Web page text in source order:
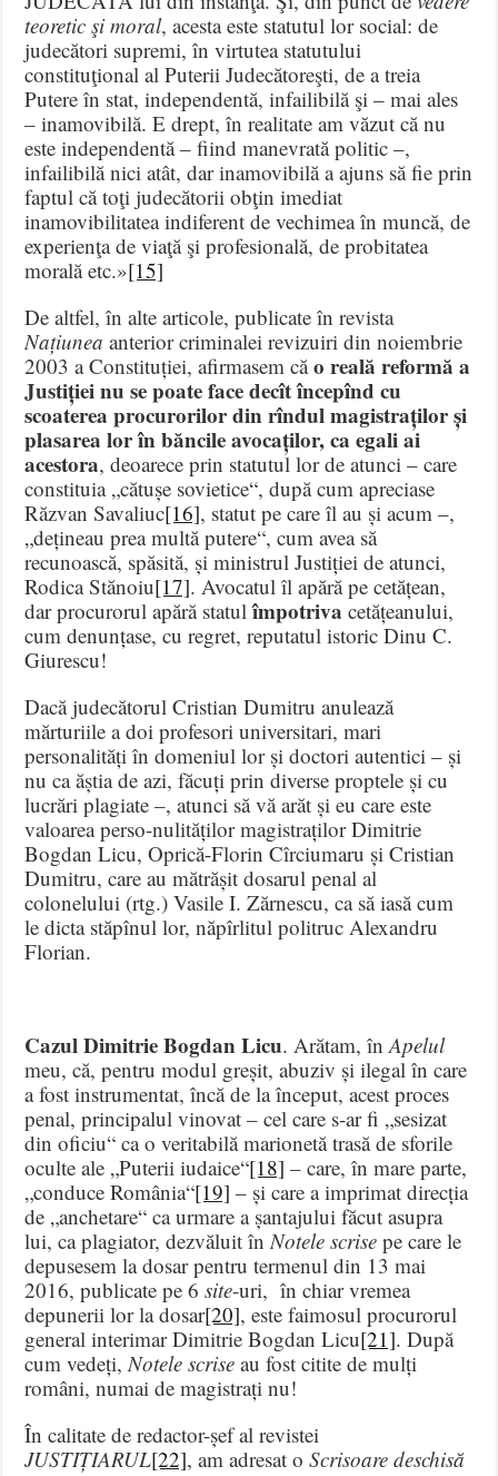
teoretic şi moral, acesta este statutul lor social: de
judecători supremi, în virtutea statutului
constituţional al Puterii Judecătoreşti, de a treia
Putere în stat, independentă, infailibilă şi – mai ales
– inamovibilă. E drept, în realitate am văzut că nu
este independentă – fiind manevrată politic –,
infailibilă nici atât, dar inamovibilă a ajuns să fie prin
faptul că toţi judecătorii obţin imediat
inamovibilitatea indiferent de vechimea în muncă, de
experienţa de viaţă şi profesională, de probitatea
morală etc.»[15]
De altfel, în alte articole, publicate în revista
Națiunea anterior criminalei revizuiri din noiembrie
2003 a Constituției, afirmasem căo reală reformă a
Justiției nu se poate face decît începînd cu
scoaterea procurorilor din rîndul magistraților și
plasarea lor în băncile avocaților, ca egali ai
acestora, deoarece prin statutul lor de atunci – care
constituia „cătușe sovietice“, după cum apreciase
Răzvan Savaliuc[16], statut pe care îl au și acum –,
„dețineau prea multă putere“, cum avea să
recunoască, spăsită, și ministrul Justiției de atunci,
Rodica Stănoiu[17]. Avocatul îl apără pe cetățean,
dar procurorul apără statulîmpotriva cetățeanului,
cum denunțase, cu regret, reputatul istoric Dinu C.
Giurescu!
Dacă judecătorul Cristian Dumitru anulează
mărturiile a doi profesori universitari, mari
personalități în domeniul lor și doctori autentici – și
nu ca ăștia de azi, făcuți prin diverse proptele și cu
lucrări plagiate –, atunci să vă arăt și eu care este
valoarea perso-nulităților magistraților Dimitrie
Bogdan Licu, Oprică-Florin Cîrciumaru și Cristian
Dumitru, care au mătrășit dosarul penal al
colonelului (rtg.) Vasile I. Zărnescu, ca să iasă cum
le dicta stăpînul lor, năpîrlitul politruc Alexandru
Florian.
Cazul Dimitrie Bogdan Licu. Arătam, înApelul
meu, că, pentru modul greșit, abuziv și ilegal în care
a fost instrumentat, încă de la început, acest proces
penal, principalul vinovat – cel care s-ar fi „sesizat
din oficiu“ ca o veritabilă marionetă trasă de sforile
oculte ale „Puterii iudaice“[18] – care, în mare parte,
„conduce România“[19] – și care a imprimat direcția
de „anchetare“ ca urmare a șantajului făcut asupra
lui, ca plagiator, dezvăluit înNotele scrise pe care le
depusesem la dosar pentru termenul din 13 mai
2016, publicate pe 6site-uri, în chiar vremea
depunerii lor la dosar[20], este faimosul procurorul
general interimar Dimitrie Bogdan Licu[21]. După
cum vedeți,Notele scrise au fost citite de mulți
români, numai de magistrați nu!
În calitate de redactor-șef al revistei
JUSTIȚIARUL[22], am adresat oScrisoare deschisă